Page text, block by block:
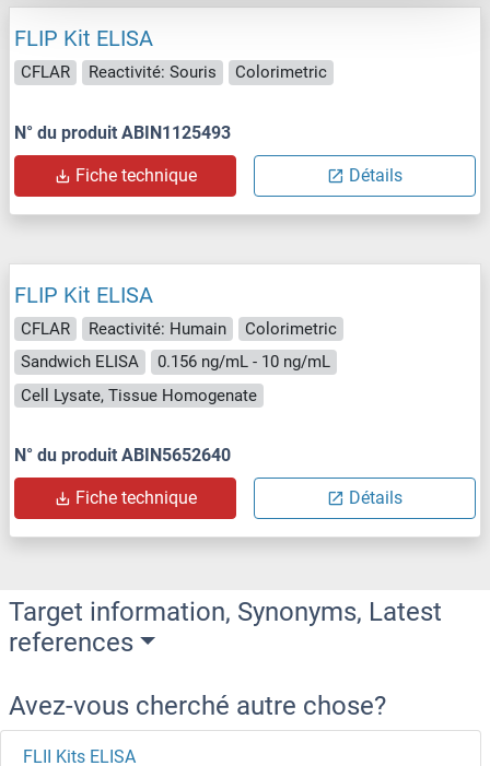
FLIP Kit ELISA
CFLAR Reactivité: Souris Colorimetric
N° du produit ABIN1125493
Fiche technique Détails
FLIP Kit ELISA
CFLAR Reactivité: Humain
Colorimetric
Sandwich ELISA
0.156 ng/mL - 10 ng/mL
Cell Lysate, Tissue Homogenate
N° du produit ABIN5652640
Fiche technique Détails
Target information, Synonyms, Latest
references
Avez-vous cherché autre chose?
FLII Kits ELISA